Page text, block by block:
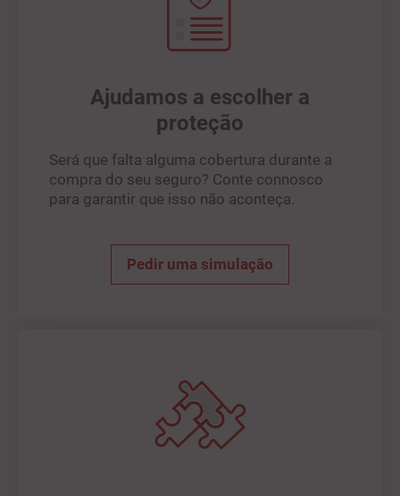
Ajudamos a escolher a
proteção
Será que falta alguma cobertura durante a
compra do seu seguro? Conte connosco
para garantir que isso não aconteça.
Pedir uma simulação